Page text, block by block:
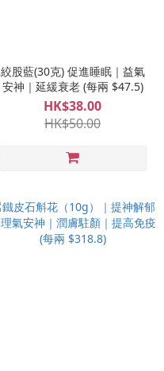
絞股藍(30克) 促進睡眠｜益氣
安神｜延緩衰老 (每兩 $47.5)
HK$38.00
HK$50.00